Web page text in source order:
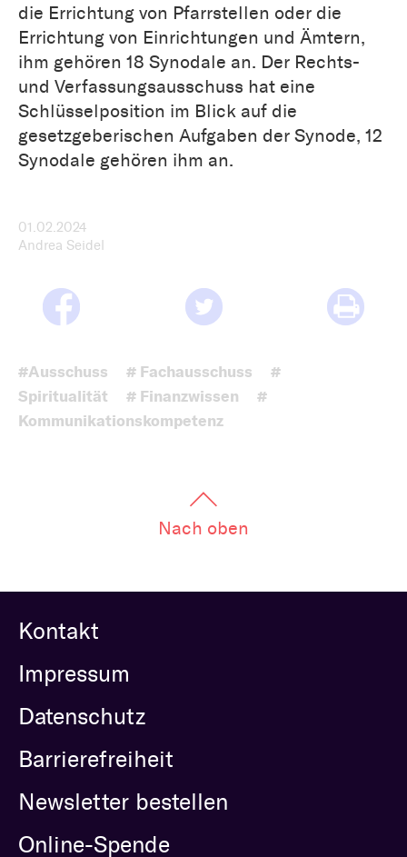
die Errichtung von Pfarrstellen oder die
Errichtung von Einrichtungen und Ämtern,
ihm gehören 18 Synodale an. Der Rechts-
und Verfassungsausschuss hat eine
Schlüsselposition im Blick auf die
gesetzgeberischen Aufgaben der Synode, 12
Synodale gehören ihm an.
01.02.2024
Andrea Seidel
#Ausschuss # Fachausschuss
#
Spiritualität
# Finanzwissen
#
Kommunikationskompetenz
Nach oben
Kontakt
Impressum
Datenschutz
Barrierefreiheit
Newsletter bestellen
Online-Spende